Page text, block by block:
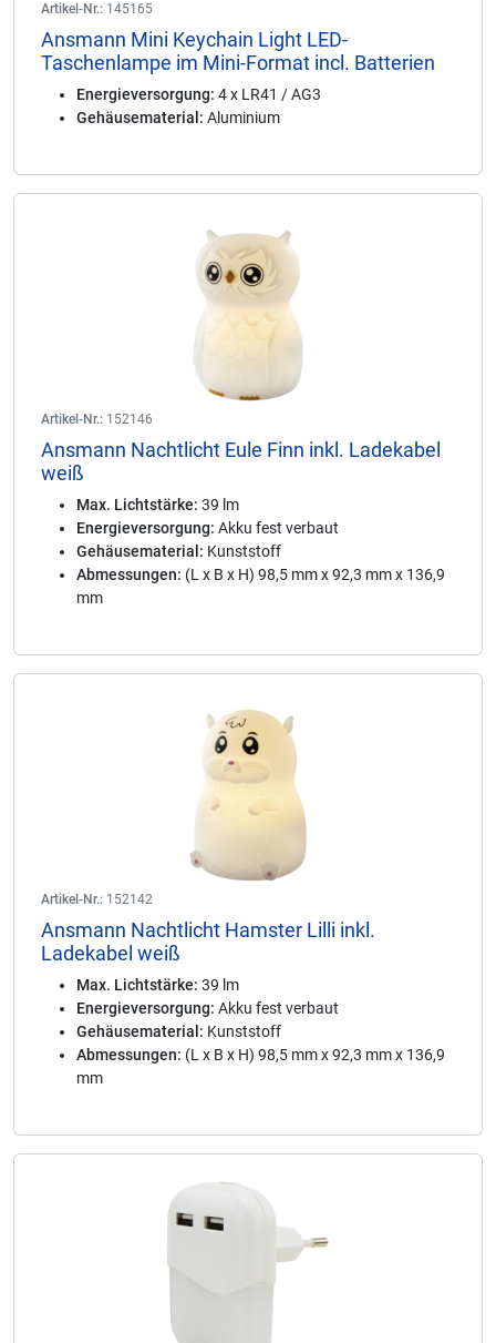
Artikel-Nr.: 145165
Ansmann Mini Keychain Light LED-
Taschenlampe im Mini-Format incl. Batterien
Energieversorgung: 4 x LR41 / AG3
Gehäusematerial: Aluminium
Artikel-Nr.: 152146
Ansmann Nachtlicht Eule Finn inkl. Ladekabel
weiß
Max. Lichtstärke: 39 lm
Energieversorgung: Akku fest verbaut
Gehäusematerial: Kunststoff
Abmessungen: (L x B x H) 98,5 mm x 92,3 mm x 136,9
mm
Artikel-Nr.: 152142
Ansmann Nachtlicht Hamster Lilli inkl.
Ladekabel weiß
Max. Lichtstärke: 39 lm
Energieversorgung: Akku fest verbaut
Gehäusematerial: Kunststoff
Abmessungen: (L x B x H) 98,5 mm x 92,3 mm x 136,9
mm